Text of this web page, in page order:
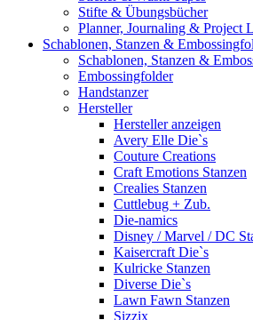
Stifte & Übungsbücher
Planner, Journaling & Project
Schablonen, Stanzen &
Schablonen, Stanzen &
Embossingfolder
Handstanzer
Hersteller
Hersteller anzeigen
Avery Elle Die`s
Couture Creations
Craft Emotions Stanzen
Crealies Stanzen
Cuttlebug + Zub.
Die-namics
Disney / Marvel / DC
Kaisercraft Die`s
Kulricke Stanzen
Diverse Die`s
Lawn Fawn Stanzen
Sizzix